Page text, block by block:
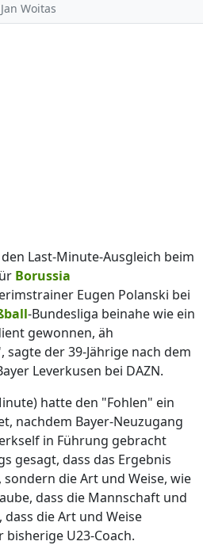
Woitas
Last-Minute-Ausgleich beim
Borussia
Eugen Polanski bei
-Bundesliga beinahe wie ein
gewonnen, äh
der 39-Jährige nach dem
Leverkusen bei DAZN.
hatte den "Fohlen" ein
nachdem Bayer-Neuzugang
in Führung gebracht
gesagt, dass das Ergebnis
die Art und Weise, wie
dass die Mannschaft und
die Art und Weise
U23-Coach.